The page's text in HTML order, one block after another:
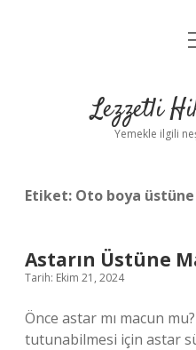
Lezzetli
Yemekle ilgili
Etiket: Oto boya
Astarın Üstüne
Tarih: Ekim 21, 2024
Önce astar mı macun
tutunabilmesi için astar